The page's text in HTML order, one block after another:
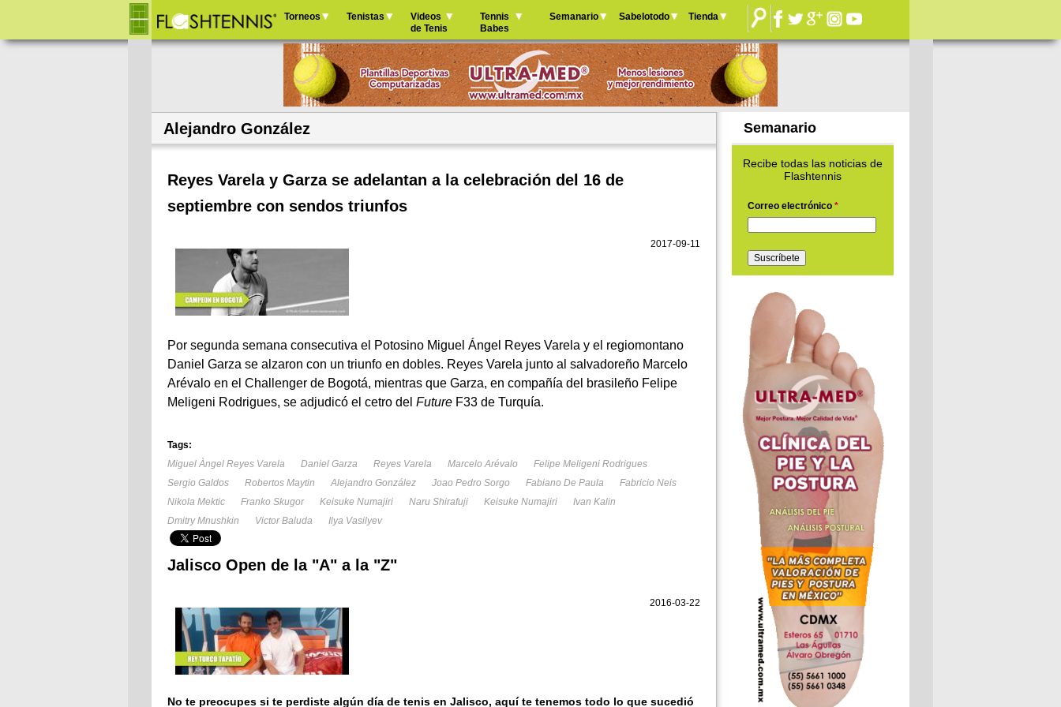
Jump to navigation
principal
Torneos Tenistas
Videos
de Tenis
Tennis
Babes
Semanario Sabelotodo Tienda
Alejandro González
Reyes Varela y Garza se adelantan a la celebración del 16 de
septiembre con sendos triunfos
2017-09-11
Por segunda semana consecutiva el Potosino Miguel Ángel Reyes Varela y el regiomontano
Daniel Garza se alzaron con un triunfo en dobles. Reyes Varela junto al salvadoreño Marcelo
Arévalo en el Challenger de Bogotá, mientras que Garza, en compañía del brasileño Felipe
Meligeni Rodrigues, se adjudicó el cetro del Future F33 de Turquía.
Tags:
Miguel Àngel Reyes Varela
Daniel Garza Reyes Varela Marcelo Arévalo
Felipe Meligeni Rodrigues
Sergio Galdos
Robertos Maytin Alejandro González Joao Pedro Sorgo Fabiano De Paula
Fabricio Neis
Nikola Mektic
Franko Skugor Keisuke Numajiri Naru Shirafuji Keisuke Numajiri
Ivan Kalin
Dmitry Mnushkin
Victor Baluda Ilya Vasilyev
Jalisco Open de la "A" a la "Z"
2016-03-22
No te preocupes si te perdiste algún día de tenis en Jalisco, aquí te tenemos todo lo que sucedió
Semanario
Recibe todas las noticias de
Flashtennis
Correo electrónico *